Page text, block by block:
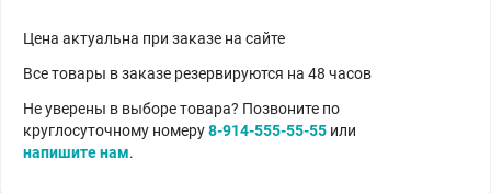
Цена актуальна при заказе на сайте
Все товары в заказе резервируются на 48 часов
Не уверены в выборе товара? Позвоните по
круглосуточному номеру8-914-555-55-55 или
напишите нам.